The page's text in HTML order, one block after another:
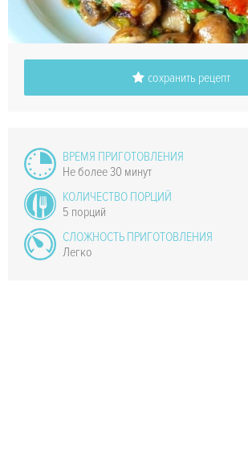
сохранить рецепт
ВРЕМЯ ПРИГОТОВЛЕНИЯ
Не более 30 минут
КОЛИЧЕСТВО ПОРЦИЙ
5 порций
СЛОЖНОСТЬ ПРИГОТОВЛЕНИЯ
Легко